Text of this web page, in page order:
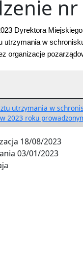
Dyrektora
utrzymania w
organizacje
utrzymania w
2023 roku
18/08/2023
03/01/2023